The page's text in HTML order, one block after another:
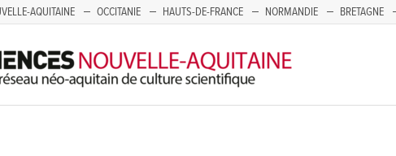
AQUITAINE OCCITANIE HAUTS-DE-FRANCE NORMANDIE BRETAGNE